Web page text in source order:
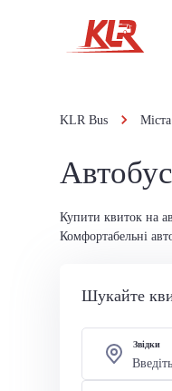
KLR Bus Міста
Купити квиток на
Комфортабельні
Шукайте
Звідки